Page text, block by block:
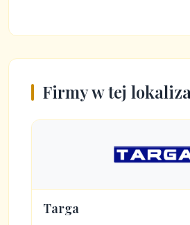
Firmy w tej
Targa